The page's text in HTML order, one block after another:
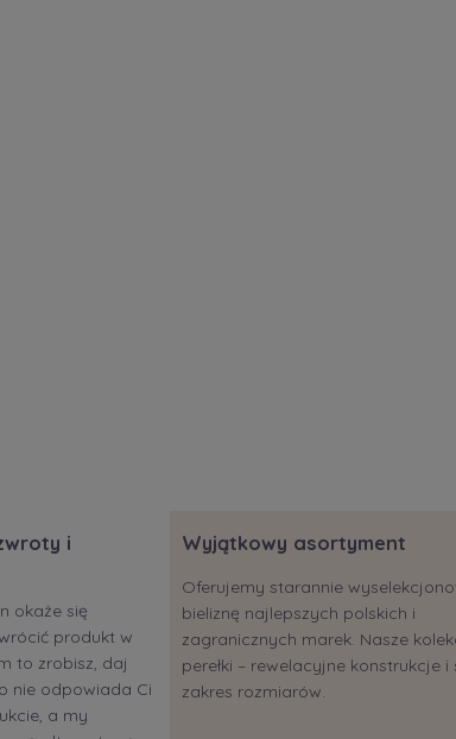
i
okaże się
produkt w
to zrobisz, daj
nie odpowiada Ci
a my
Wyjątkowy asortyment
Oferujemy starannie
bieliznę najlepszych polskich i
zagranicznych marek. Nasze
perełki – rewelacyjne konstrukcje i
zakres rozmiarów.